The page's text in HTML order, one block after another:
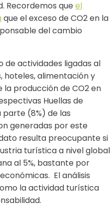
Recordemos queel
que el exceso de CO2en la
del cambio
de actividades ligadas al
alimentación y
producción de CO2en
Huellas de
(8%) de las
generadas por este
resulta preocupante si
turística a nivel global
al 5%, bastante por
El análisis
la actividad turística